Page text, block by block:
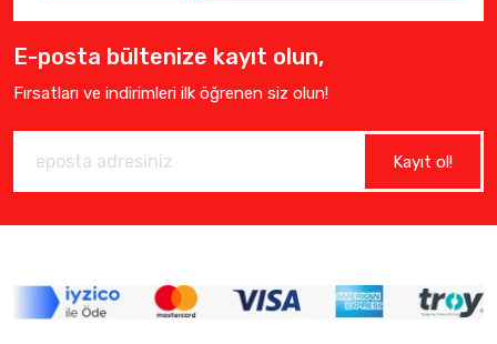
E-posta bültenize kayıt olun,
Fırsatları ve indirimleri ilk öğrenen siz olun!
Kayıt ol!